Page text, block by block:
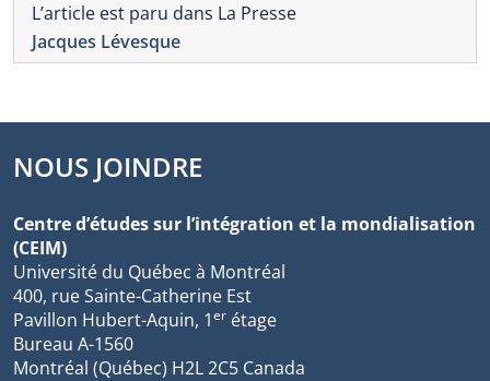
L’article est paru dans La Presse
Jacques Lévesque
NOUS JOINDRE
Centre d’études sur l’intégration et la mondialisation
(CEIM)
Université du Québec à Montréal
400, rue Sainte-Catherine Est
Pavillon Hubert-Aquin, 1er étage
Bureau A-1560
Montréal (Québec) H2L 2C5 Canada